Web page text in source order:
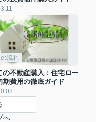
流れ
の不動産購入：住宅ロー
期費用の徹底ガイド
へ